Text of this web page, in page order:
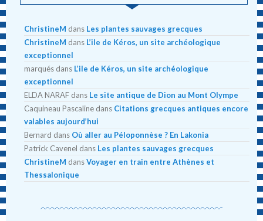
ChristineM dans Les plantes sauvages grecques
ChristineM dans L’ile de Kéros, un site archéologique
exceptionnel
marqués dans L’ile de Kéros, un site archéologique
exceptionnel
ELDA NARAF dans Le site antique de Dion au Mont Olympe
Caquineau Pascaline dans Citations grecques antiques encore
valables aujourd’hui
Bernard dans Où aller au Péloponnèse ? En Lakonia
Patrick Cavenel dans Les plantes sauvages grecques
ChristineM dansVoyager en train entre Athènes et
Thessalonique